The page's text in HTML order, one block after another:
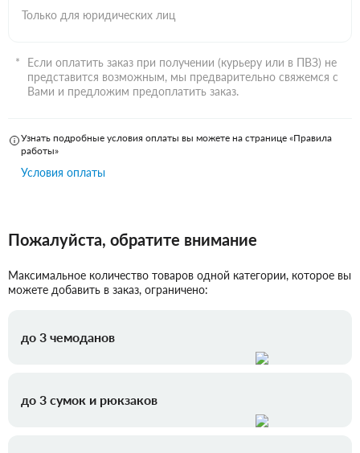
Только для юридических лиц
Если оплатить заказ при получении (курьеру или в ПВЗ) не
представится возможным, мы предварительно свяжемся с
Вами и предложим предоплатить заказ.
Узнать подробные условия оплаты вы можете на странице «Правила
работы»
Условия оплаты
Пожалуйста, обратите внимание
Максимальное количество товаров одной категории, которое вы
можете добавить в заказ, ограничено:
до 3 чемоданов
до 3 сумок и рюкзаков